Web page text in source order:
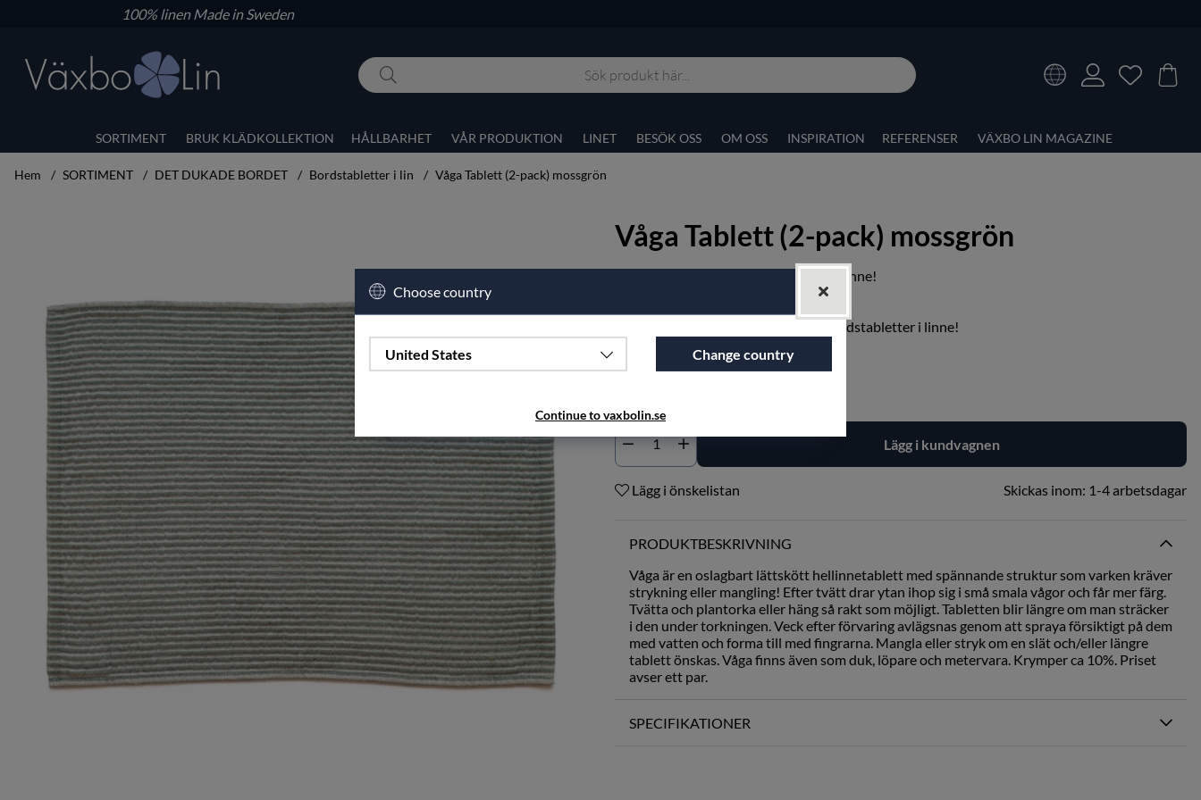
100% linenMade in Sweden
SORTIMENT BRUK KLÄDKOLLEKTION HÅLLBARHET VÅR PRODUKTION LINET BESÖK OSS OM OSS INSPIRATION REFERENSER VÄXBO LIN MAGAZINE
Hem SORTIMENT DET DUKADE BORDET Bordstabletter i lin Våga Tablett (2-pack) mossgrön
Våga Tablett (2-pack) mossgrön
Oslagbart lättskötta bordstabletter i linne!
bordstabletter i linne!
500-6-50x35
Lägg i kundvagnen
Lägg i önskelistan Skickas inom: 1-4 arbetsdagar
PRODUKTBESKRIVNING
Våga är en oslagbart lättskött hellinnetablett med spännande struktur som varken kräver
strykning eller mangling! Efter tvätt drar ytan ihop sig i små smala vågor och får mer färg.
Tvätta och plantorka eller häng så rakt som möjligt. Tabletten blir längre om man sträcker
i den under torkningen. Veck efter förvaring avlägsnas genom att spraya försiktigt på dem
med vatten och forma till med fingrarna. Mangla eller stryk om en slät och/eller längre
tablett önskas. Våga finns även som duk, löpare och metervara. Krymper ca 10%. Priset
avser ett par.
SPECIFIKATIONER
Choose country
United States Change country
Continue to vaxbolin.se